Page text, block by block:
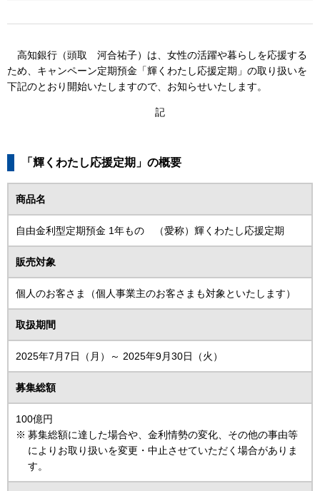
高知銀行（頭取 河合祐子）は、女性の活躍や暮らしを応援する
ため、キャンペーン定期預金「輝くわたし応援定期」の取り扱いを
下記のとおり開始いたしますので、お知らせいたします。
記
「輝くわたし応援定期」の概要
商品名
自由金利型定期預金 1年もの （愛称）輝くわたし応援定期
販売対象
個人のお客さま （個人事業主のお客さまも対象といたします）
取扱期間
2025年7月7日（月） ～ 2025年9月30日（火）
募集総額
100億円
募集総額に達した場合や、金利情勢の変化、その他の事由等
によりお取り扱いを変更・中止させていただく場合がありま
す。